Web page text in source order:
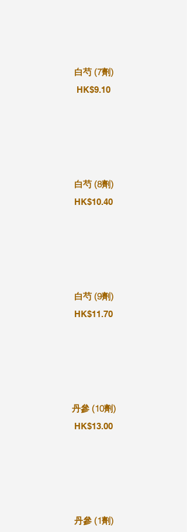
白芍 (7劑)
HK$9.10
白芍 (8劑)
HK$10.40
白芍 (9劑)
HK$11.70
丹參 (10劑)
HK$13.00
丹參 (1劑)